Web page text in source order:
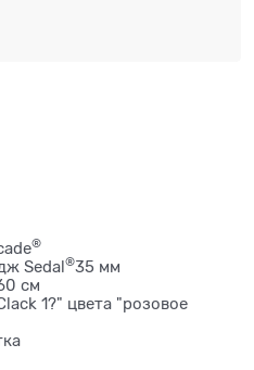
®
Sedal ®35 мм
см
1?" цвета "розовое